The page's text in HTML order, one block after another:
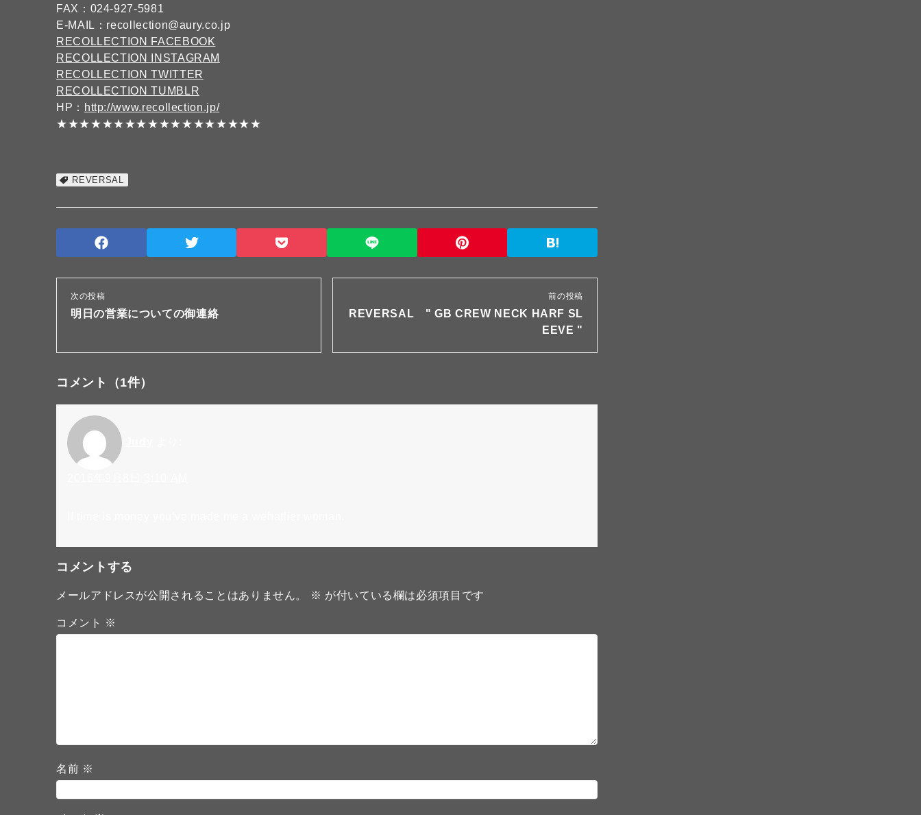
FAX：024-927-5981
E-MAIL：recollection@aury.co.jp
RECOLLECTION FACEBOOK
RECOLLECTION INSTAGRAM
RECOLLECTION TWITTER
RECOLLECTION TUMBLR
HP： http://www.recollection.jp/
★★★★★★★★★★★★★★★★★★
REVERSAL
次の投稿
明日の営業についての御連絡
前の投稿
REVERSAL " GB CREW NECK HARF SL
EEVE "
コメント （1件）
コメントする
メールアドレスが公開されることはありません。 ※ が付いている欄は必須項目です
コメント ※
名前 ※